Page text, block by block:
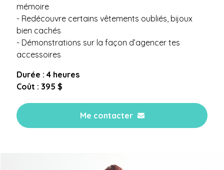
mémoire
- Redécouvre certains vêtements oubliés, bijoux
bien cachés
- Démonstrations sur la façon d’agencer tes
accessoires
Durée : 4 heures
Coût : 395 $
Me contacter